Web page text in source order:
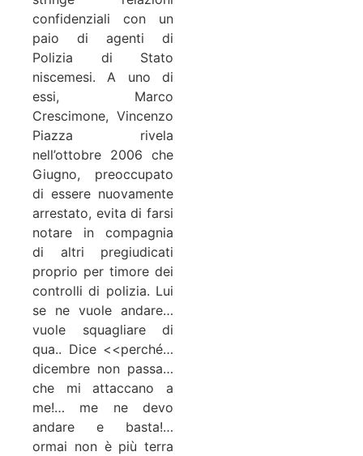
confidenziali con un
paio di agenti di
Polizia di Stato
niscemesi. A uno di
essi, Marco
Crescimone, Vincenzo
Piazza rivela
nell’ottobre 2006 che
Giugno, preoccupato
di essere nuovamente
arrestato, evita di farsi
notare in compagnia
di altri pregiudicati
proprio per timore dei
controlli di polizia. Lui
se ne vuole andare…
vuole squagliare di
qua.. Dice <<perché…
dicembre non passa…
che mi attaccano a
me!… me ne devo
andare e basta!…
ormai non è più terra